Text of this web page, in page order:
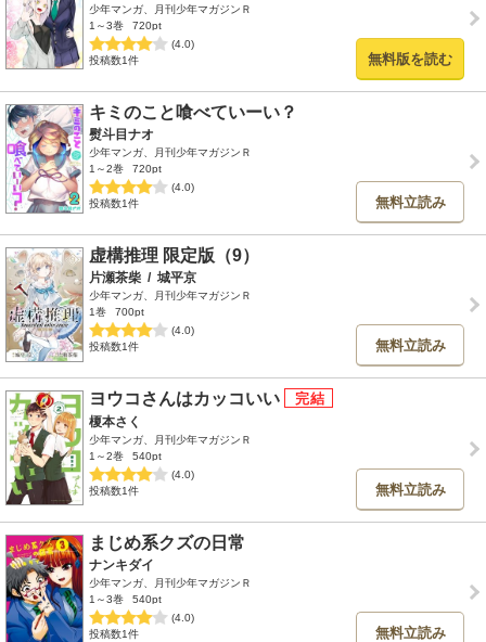
少年マンガ、月刊少年マガジンＲ
1～3巻
720pt
(4.0)
投稿数1件
無料版を読む
キミのこと喰べていーい？
熨斗目ナオ
少年マンガ、月刊少年マガジンＲ
1～2巻
720pt
(4.0)
投稿数1件
無料立読み
虚構推理 限定版（9）
片瀬茶柴 / 城平京
少年マンガ、月刊少年マガジンＲ
1巻
700pt
(4.0)
投稿数1件
無料立読み
ヨウコさんはカッコいい
榎本さく
少年マンガ、月刊少年マガジンＲ
1～2巻
540pt
(4.0)
投稿数1件
無料立読み
まじめ系クズの日常
ナンキダイ
少年マンガ、月刊少年マガジンＲ
1～3巻
540pt
(4.0)
投稿数1件
無料立読み